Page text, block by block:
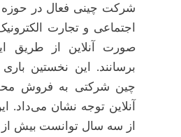
شرکت چینی فعال در
اجتماعی و تجارت
صورت آنلاین از طریق
برسانند. این نخستین
چین شرکتی به فروش
آنلاین توجه نشان می‌داد.
از سه سال توانست بیش